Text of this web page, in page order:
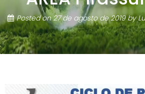
Posted on27 de agosto de 2019by